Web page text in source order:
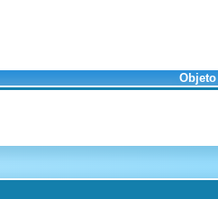
Objeto